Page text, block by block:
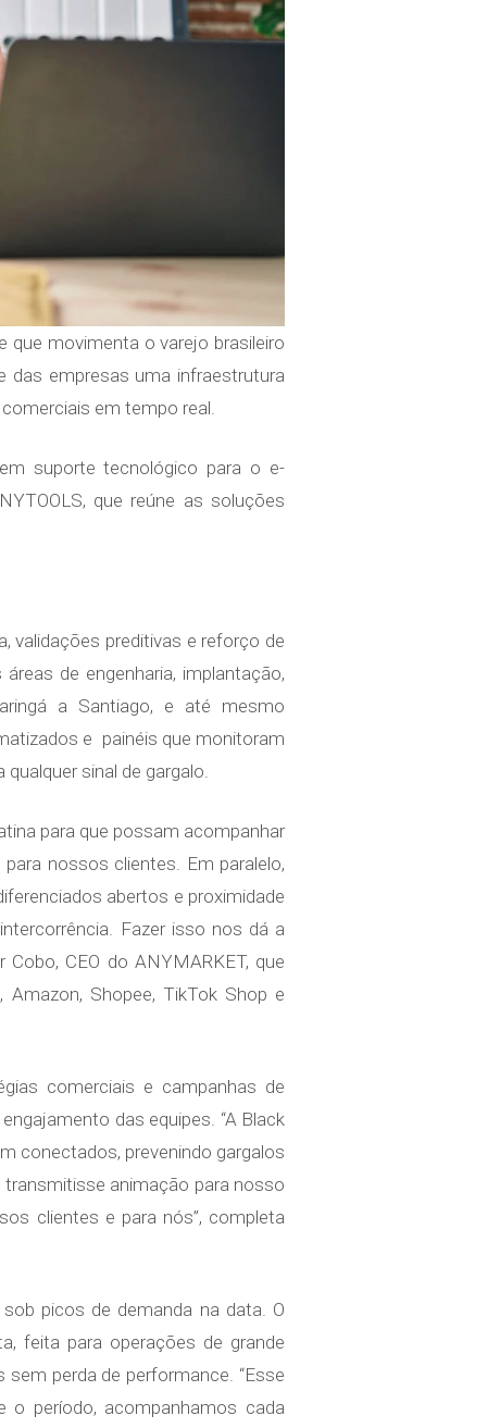
que movimenta o varejo brasileiro
das empresas uma infraestrutura
em tempo real.
suporte tecnológico para o e-
que reúne as soluções
validações preditivas e reforço de
de engenharia, implantação,
a Santiago, e até mesmo
e painéis que monitoram
sinal de gargalo.
para que possam acompanhar
nossos clientes. Em paralelo,
abertos e proximidade
Fazer isso nos dá a
CEO do ANYMARKET, que
Shopee, TikTok Shop e
comerciais e campanhas de
das equipes. “A Black
conectados, prevenindo gargalos
animação para nosso
clientes e para nós”, completa
picos de demanda na data. O
feita para operações de grande
perda de performance. “Esse
o período, acompanhamos cada